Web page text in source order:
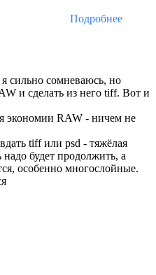
Подробнее
сильно сомневаюсь, но
и сделать из него tiff. Вот и
экономии RAW - ничем не
tiff или psd - тяжёлая
будет продолжить, а
особенно многослойные.